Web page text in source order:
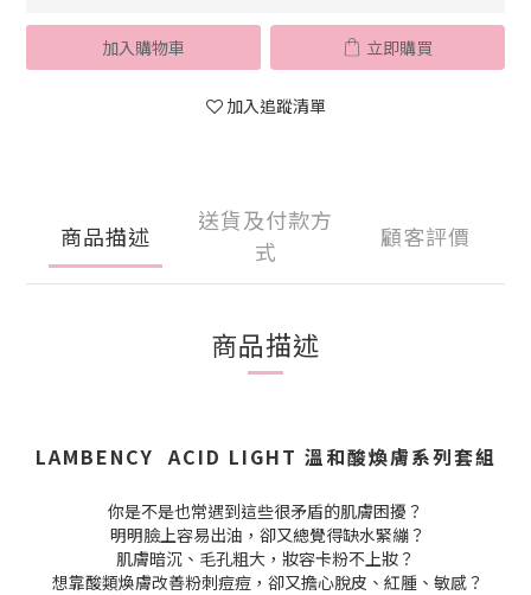
加入購物車 立即購買
加入追蹤清單
商品描述
送貨及付款方
式
顧客評價
商品描述
LAMBENCY ACID LIGHT 溫和酸煥膚系列套組
你是不是也常遇到這些很矛盾的肌膚困擾？
明明臉上容易出油，卻又總覺得缺水緊繃？
肌膚暗沉、毛孔粗大，妝容卡粉不上妝？
想靠酸類煥膚改善粉刺痘痘，卻又擔心脫皮、紅腫、敏感？